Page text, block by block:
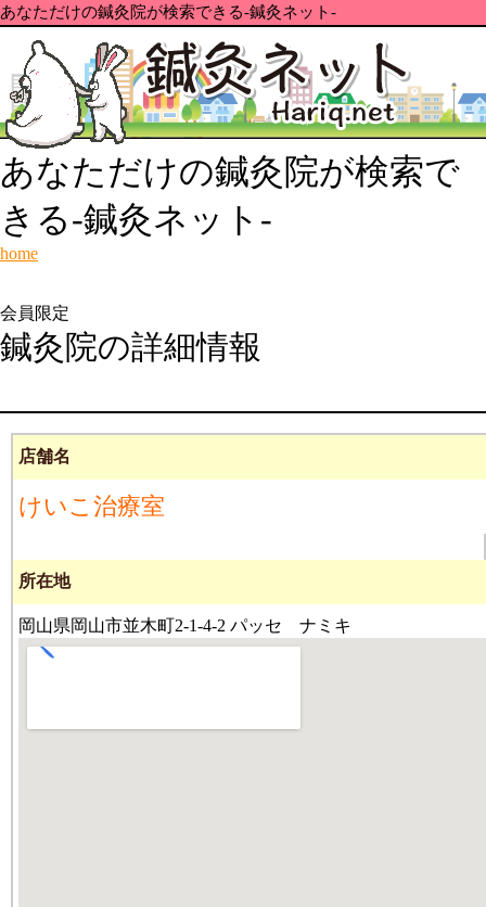
あなただけの鍼灸院が検索できる-鍼灸ネット-
あなただけの鍼灸院が検索で
きる-鍼灸ネット-
home
会員限定
鍼灸院の詳細情報
店舗名
けいこ治療室
所在地
岡山県岡山市並木町2-1-4-2 パッセ ナミキ